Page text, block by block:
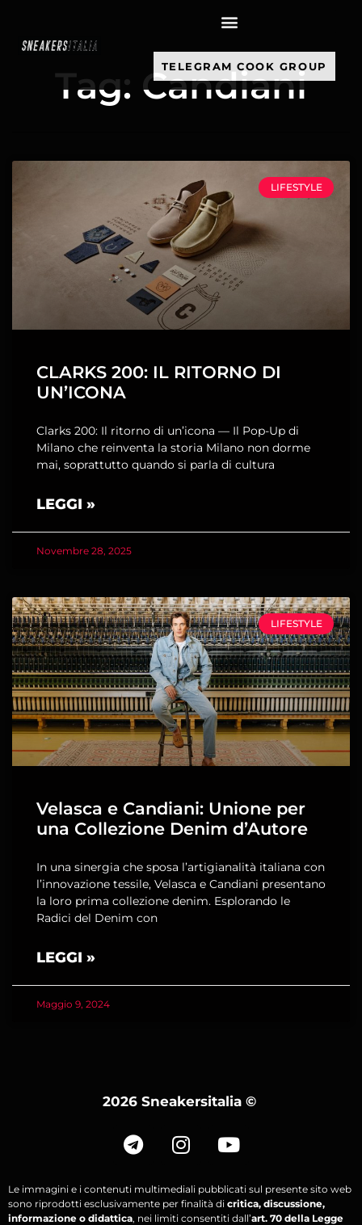
TELEGRAM COOK GROUP
Tag: Candiani
LIFESTYLE
CLARKS 200: IL RITORNO DI
UN’ICONA
Clarks 200: Il ritorno di un’icona — Il Pop-Up di
Milano che reinventa la storia Milano non dorme
mai, soprattutto quando si parla di cultura
LEGGI »
Novembre 28, 2025
LIFESTYLE
Velasca e Candiani: Unione per
una Collezione Denim d’Autore
In una sinergia che sposa l’artigianalità italiana con
l’innovazione tessile, Velasca e Candiani presentano
la loro prima collezione denim. Esplorando le
Radici del Denim con
LEGGI »
Maggio 9, 2024
2026 Sneakersitalia ©
Le immagini e i contenuti multimediali pubblicati sul presente sito web
sono riprodotti esclusivamente per finalità di critica, discussione,
informazione o didattica, nei limiti consentiti dall’art. 70 della Legge